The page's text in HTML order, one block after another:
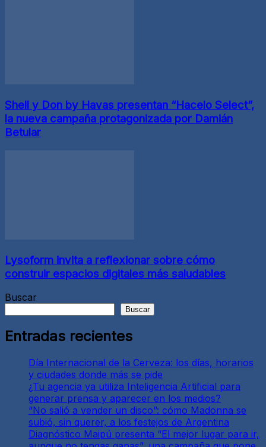
Shell y Don by Havas presentan “Hacelo Select”,
la nueva campaña protagonizada por Damián
Betular
Lysoform invita a reflexionar sobre cómo
construir espacios digitales más saludables
Buscar
Buscar
Entradas recientes
Día Internacional de la Cerveza: los días, horarios
y ciudades donde más se pide
¿Tu agencia ya utiliza Inteligencia Artificial para
generar prensa y aparecer en los medios?
“No salió a vender un disco”: cómo Madonna se
subió, sin querer, a los festejos de Argentina
Diagnóstico Maipú presenta “El mejor lugar para ir,